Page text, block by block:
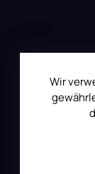
Wir